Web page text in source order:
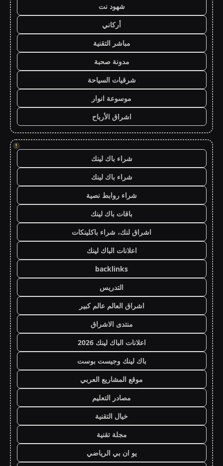
شهود نت
أركاني
مباشر التقنية
مدونة صحبة
شرقيات السياحة
موسوعة انوار
اشراق الأرباح
!
شراء باك لينك
شراء باك لينك
شراء روابط نصية
باقات باك لينك
اشراق لنك، شراء باكلينكات
اعلانات الباك لينك
backlinks
التدريس
اشراق العالم عالم كبير
منتدى الاشراق
اعلانات الباك لينك 2026
باك لينك وجيست بوست
موقع المشاريع العربي
مصادر التعليم
خيال التقنية
مجلة تقنية
يو ان بي الرياضي